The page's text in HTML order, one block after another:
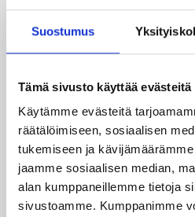
Suostumus
Tämä sivusto käyttää evästeitä
Käytämme evästeitä
räätälöimiseen, sosiaalisen
tukemiseen ja
jaamme sosiaalisen median,
alan kumppaneillemme tietoja
sivustoamme. Kumppanimme
Katso myös